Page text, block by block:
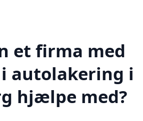
et firma med
autolakering i
hjælpe med?